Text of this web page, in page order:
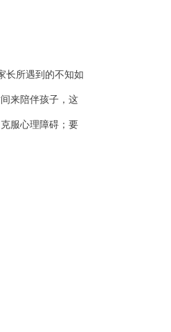
长所遇到的不知如
来陪伴孩子，这
服心理障碍；要